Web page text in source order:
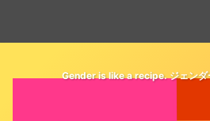
Gender is like a recipe. ジェンダ